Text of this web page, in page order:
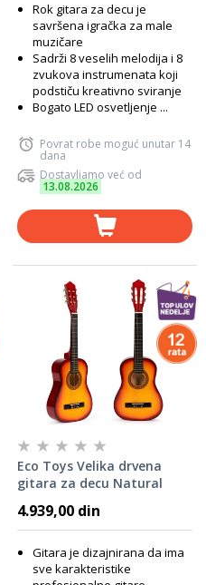
Rok gitara za decu je
savršena igračka za male
muzičare
Sadrži 8 veselih melodija i 8
zvukova instrumenata koji
podstiču kreativno sviranje
Bogato LED osvetljenje ...
Povrat robe moguć unutar 14
dana
Dostavljamo već od
13.08.2026
Eco Toys Velika drvena
gitara za decu Natural
4.939,00 din
Gitara je dizajnirana da ima
sve karakteristike